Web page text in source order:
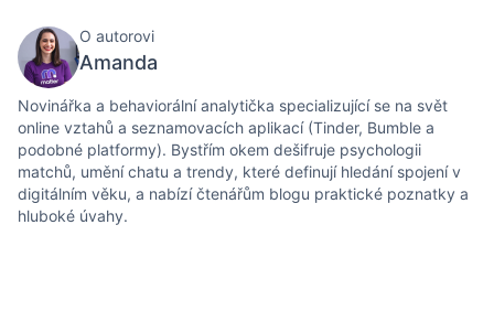
O autorovi
Amanda
Novinářka a behaviorální analytička specializující se na svět
online vztahů a seznamovacích aplikací (Tinder, Bumble a
podobné platformy). Bystřím okem dešifruje psychologii
matchů, umění chatu a trendy, které definují hledání spojení v
digitálním věku, a nabízí čtenářům blogu praktické poznatky a
hluboké úvahy.